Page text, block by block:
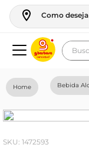
Como
Bebida
: 1472593
geladeira
fogao